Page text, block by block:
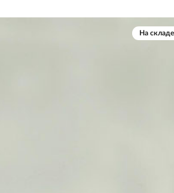
На складе